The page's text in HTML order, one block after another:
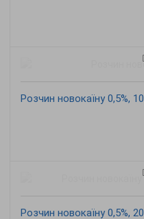
Розчин новокаїну 0,5%,
Розчин новокаїну 0,5%,